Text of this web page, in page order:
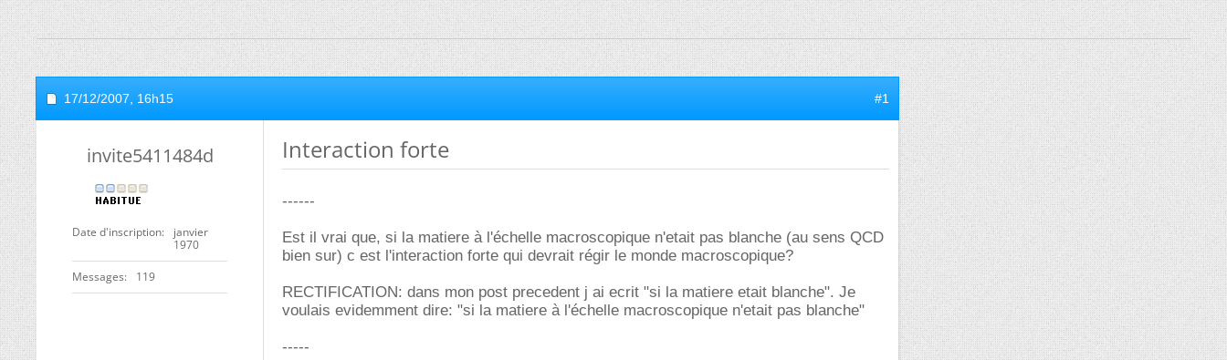
17/12/2007, 16h15 #1
invite5411484d
Date d'inscription
janvier
1970
Messages 119
Interaction forte
------
Est il vrai que, si la matiere à l'échelle macroscopique n'etait pas blanche (au sens QCD
bien sur) c est l'interaction forte qui devrait régir le monde macroscopique?
RECTIFICATION: dans mon post precedent j ai ecrit "si la matiere etait blanche". Je
voulais evidemment dire: "si la matiere à l'échelle macroscopique n'etait pas blanche"
-----